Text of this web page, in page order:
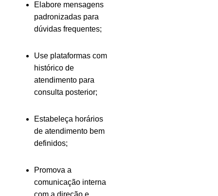
Elabore mensagens
padronizadas para
dúvidas frequentes;
Use plataformas com
histórico de
atendimento para
consulta posterior;
Estabeleça horários
de atendimento bem
definidos;
Promova a
comunicação interna
com a direção e